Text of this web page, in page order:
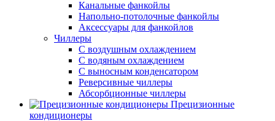
Канальные фанкойлы
Напольно-потолочные фанкойлы
Аксессуары для фанкойлов
Чиллеры
С воздушным охлаждением
С водяным охлаждением
С выносным конденсатором
Реверсивные чиллеры
Абсорбционные чиллеры
Прецизионные
кондиционеры